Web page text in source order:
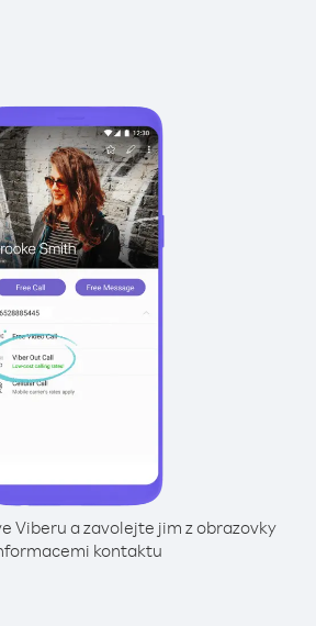
Viberu a zavolejte jim z obrazovky
kontaktu